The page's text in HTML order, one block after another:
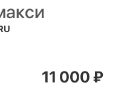
11 000₽